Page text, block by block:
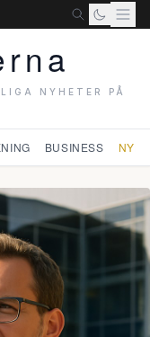
NYHETER PÅ
BUSINESS